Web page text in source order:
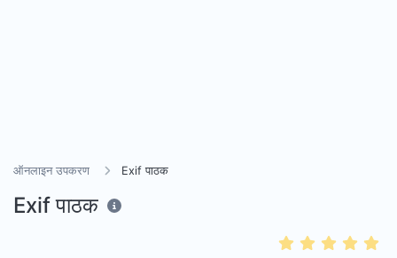
ऑनलाइन उपकरण Exif पाठक
Exif पाठक